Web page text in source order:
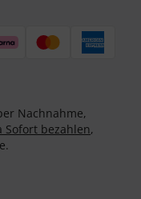
Nachnahme,
Sofort bezahlen,